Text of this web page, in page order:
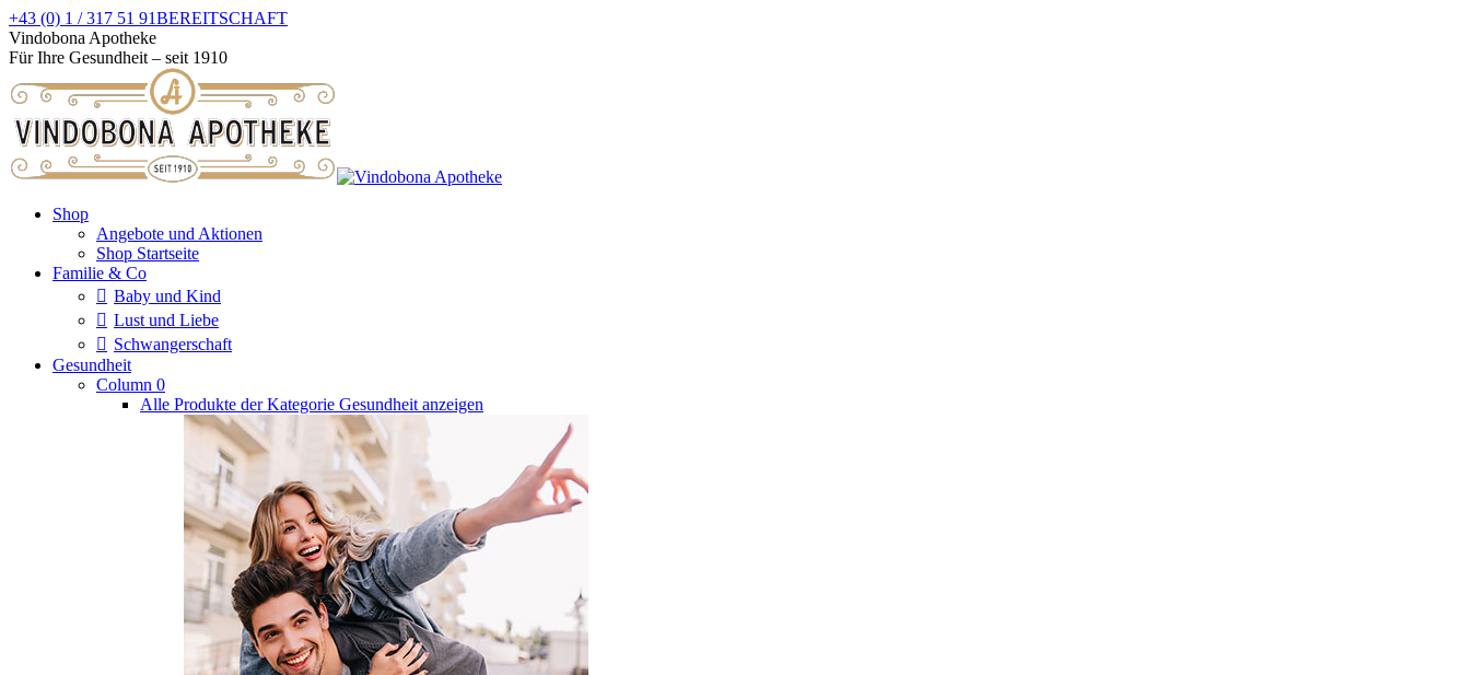
Zum
Inhalt
springen
+43 (0) 1 / 317 51 91BEREITSCHAFT
Facebook
page
in
new
window
Instagram
page
in
new
window
Vindobona Apotheke
Für Ihre Gesundheit – seit 1910
Shop
Angebote und Aktionen
Shop Startseite
Familie & Co
Baby und Kind
Lust und Liebe
Schwangerschaft
Gesundheit
Column 0
Alle Produkte der Kategorie Gesundheit anzeigen